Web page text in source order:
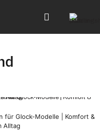
für Glock-Modelle | Komfort &
Alltag